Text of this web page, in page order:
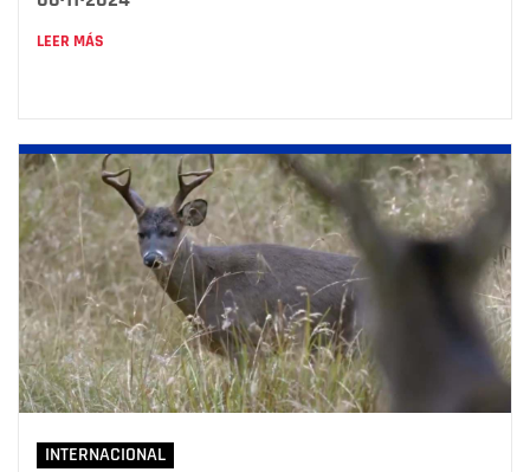
LEER MÁS
INTERNACIONAL